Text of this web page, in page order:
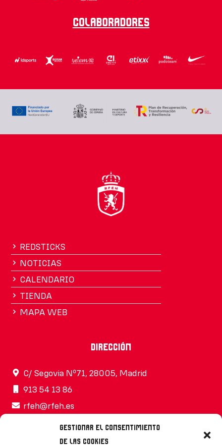
Gestionar el consentimiento
de las cookies
Colaboradores
REDSTICKS
NOTICIAS
CALENDARIO
TIENDA
MAPA WEB
Dirección
C/ Segovia Nº71, 28005, Madrid
913 54 13 86
rfeh@rfeh.es